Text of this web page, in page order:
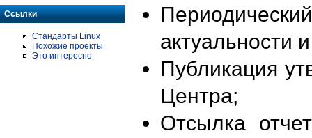
Ссылки
Стандарты Linux
Похожие проекты
Это интересно
актуальности
Публикация
Центра;
Отсылка